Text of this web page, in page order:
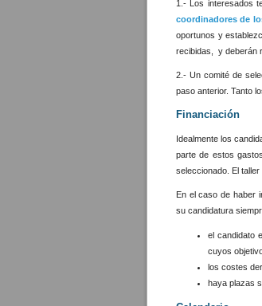
1.- Los interesados
coordinadores de
oportunos y
recibidas, y deberán
2.- Un comité de
paso anterior. Tanto
Financiación
Idealmente los
parte de estos
seleccionado. El
En el caso de haber
su candidatura
el candidato
cuyos
los costes
haya plazas